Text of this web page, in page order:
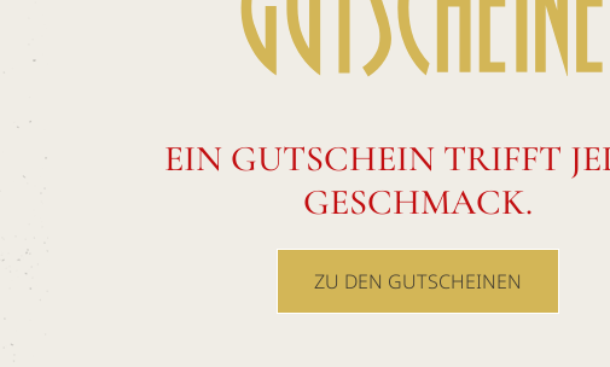
EIN GUTSCHEIN TRIFFT
GESCHMACK.
ZU DEN GUTSCHEINEN